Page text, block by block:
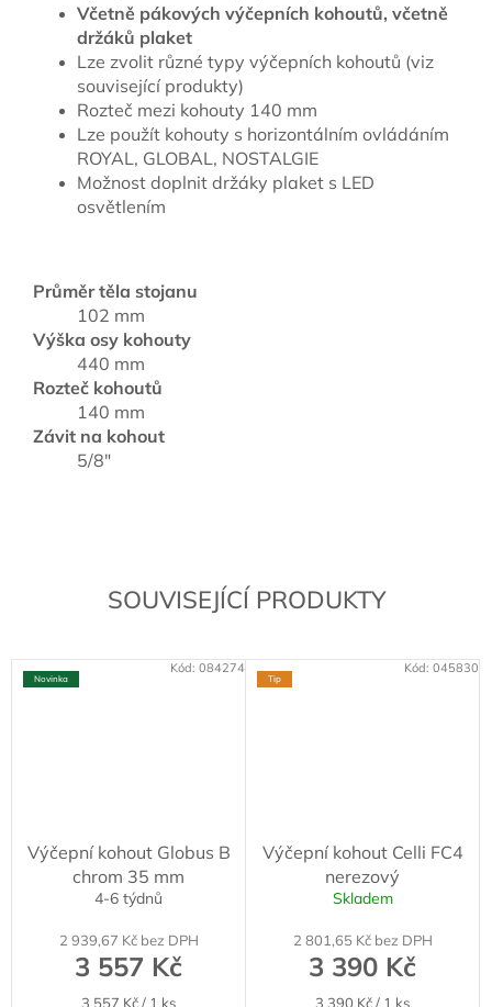
SOUVISEJÍCÍ PRODUKTY
Novinka
Výčepní kohout Globus B
chrom 35 mm
4-6 týdnů
2 939,67 Kč bez DPH
3 557 Kč
Měrná
3 557 Kč / 1 ks
Kód: 084274
Tip
Výčepní kohout Celli FC4
nerezový
Skladem
2 801,65 Kč bez DPH
3 390 Kč
Měrná
3 390 Kč / 1 ks
Kód: 045830
Včetně pákových výčepních kohoutů, včetně
držáků plaket
Lze zvolit různé typy výčepních kohoutů (viz
související produkty)
Rozteč mezi kohouty 140 mm
Lze použít kohouty s horizontálním ovládáním
ROYAL, GLOBAL, NOSTALGIE
Možnost doplnit držáky plaket s LED
osvětlením
Průměr těla stojanu
102 mm
Výška osy kohouty
440 mm
Rozteč kohoutů
140 mm
Závit na kohout
5/8"